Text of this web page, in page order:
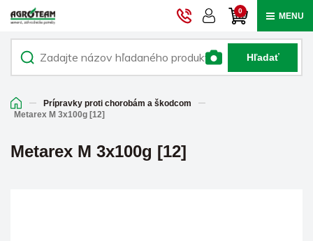
0 MENU
Hľadať
Prípravky proti chorobám a škodcom
Metarex M 3x100g [12]
Metarex M 3x100g [12]